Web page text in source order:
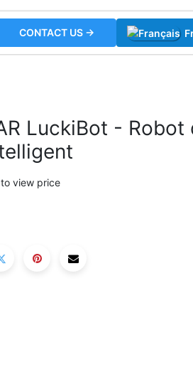
CONTACT US →
LuckiBot - Robot
to view price